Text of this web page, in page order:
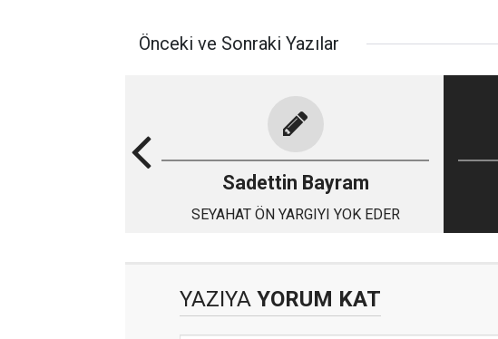
Önceki ve Sonraki Yazılar
Sadettin Bayram
SEYAHAT ÖN YARGIYI YOK EDER
YAZIYA YORUM KAT